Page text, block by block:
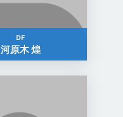
DF
河原木 煌